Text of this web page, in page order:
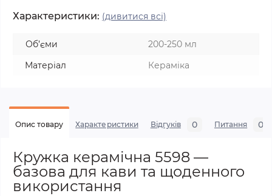
Характеристики: (дивитися всі)
Об’єми
200-250 мл
Матеріал
Кераміка
Опис товару Характеристики Відгуків 0 Питання 0
Кружка керамічна 5598 —
базова для кави та щоденного
використання